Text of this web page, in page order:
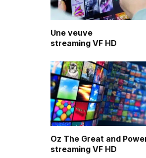
Une veuve
streaming VF HD
Oz The Great and
streaming VF HD